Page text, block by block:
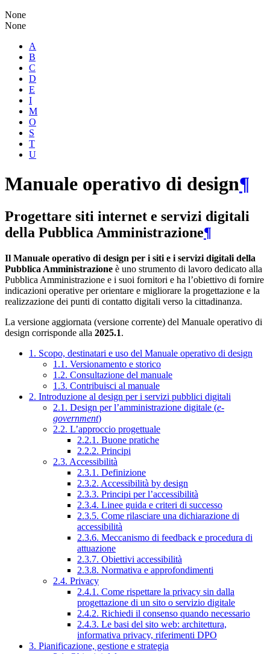
None
None
A
B
C
D
E
I
M
O
S
T
U
Manuale operativo di design¶
Progettare siti internet e servizi digitali
della Pubblica Amministrazione¶
Il Manuale operativo di design per i siti e i servizi digitali della
Pubblica Amministrazione è uno strumento di lavoro dedicato alla
Pubblica Amministrazione e i suoi fornitori e ha l’obiettivo di fornire
indicazioni operative per orientare e migliorare la progettazione e la
realizzazione dei punti di contatto digitali verso la cittadinanza.
La versione aggiornata (versione corrente) del Manuale operativo di
design corrisponde alla 2025.1.
1. Scopo, destinatari e uso del Manuale operativo di design
1.1. Versionamento e storico
1.2. Consultazione del manuale
1.3. Contribuisci al manuale
2. Introduzione al design per i servizi pubblici digitali
2.1. Design per l’amministrazione digitale (e-
government)
2.2. L’approccio progettuale
2.2.1. Buone pratiche
2.2.2. Principi
2.3. Accessibilità
2.3.1. Definizione
2.3.2. Accessibilità by design
2.3.3. Principi per l’accessibilità
2.3.4. Linee guida e criteri di successo
2.3.5. Come rilasciare una dichiarazione di
accessibilità
2.3.6. Meccanismo di feedback e procedura di
attuazione
2.3.7. Obiettivi accessibilità
2.3.8. Normativa e approfondimenti
2.4. Privacy
2.4.1. Come rispettare la privacy sin dalla
progettazione di un sito o servizio digitale
2.4.2. Richiedi il consenso quando necessario
2.4.3. Le basi del sito web: architettura,
informativa privacy, riferimenti DPO
3. Pianificazione, gestione e strategia